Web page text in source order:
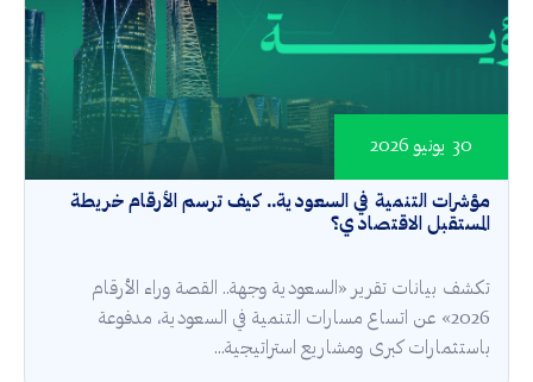
مؤشرات التنمية في السعودية.. كيف ترسم الأرقام خريطة
المستقبل الاقتصادي؟
30 يونيو 2026
تكشف بيانات تقرير «السعودية وجهة.. القصة وراء الأرقام
2026» عن اتساع مسارات التنمية في السعودية، مدفوعة
باستثمارات كبرى ومشاريع استراتيجية...